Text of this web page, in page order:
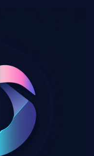
à
sur
à